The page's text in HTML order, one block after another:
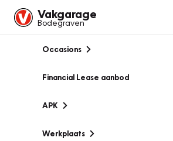
Vakgarage
Bodegraven
Occasions
Financial Lease aanbod
APK
Werkplaats